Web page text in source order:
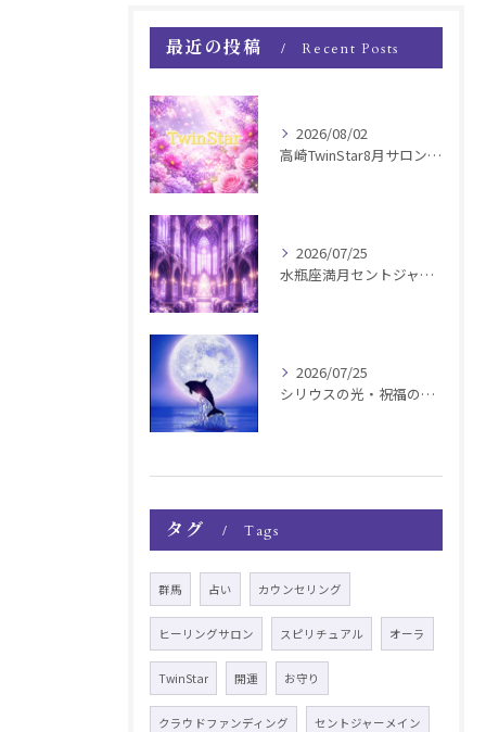
最近の投稿 Recent Posts
2026/08/02
高崎TwinStar8月サロンお知らせ
2026/07/25
水瓶座満月セントジャーメインGSVF遠隔お知らせ
2026/07/25
シリウスの光・祝福の波動チャージ遠隔お知らせ〜銀河新年〜
タグ Tags
群馬 占い カウンセリング
ヒーリングサロン スピリチュアル オーラ
TwinStar 開運 お守り
クラウドファンディング セントジャーメイン